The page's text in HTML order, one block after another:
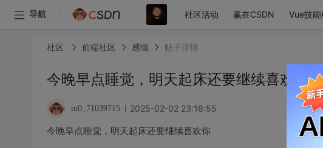
导航 社区活动 赢在CSDN Vue技能
社区 前端社区 感慨 帖子详情
今晚早点睡觉，明天起床还要继续喜欢你
m0_71039715 2025-02-02 23:16:55
今晚早点睡觉，明天起床还要继续喜欢你